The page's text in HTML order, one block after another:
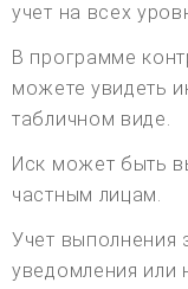
учет на всех
В программе
можете увидеть
табличном виде.
Иск может быть
частным лицам.
Учет выполнения
уведомления или